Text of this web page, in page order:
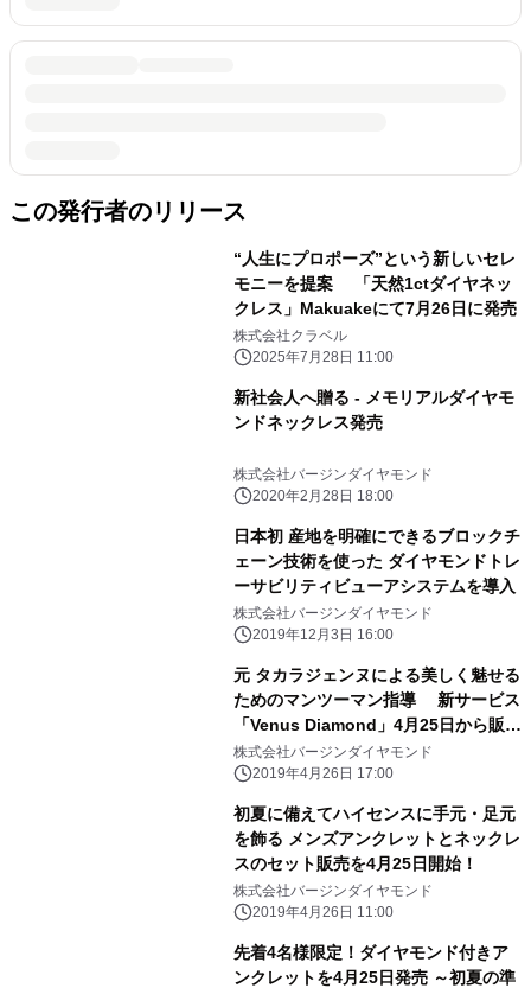
この発行者のリリース
“人生にプロポーズ”という新しいセレ
モニーを提案 「天然1ctダイヤネッ
クレス」Makuakeにて7月26日に発売
株式会社クラベル
2025年7月28日 11:00
新社会人へ贈る - メモリアルダイヤモ
ンドネックレス発売
株式会社バージンダイヤモンド
2020年2月28日 18:00
日本初 産地を明確にできるブロックチ
ェーン技術を使った ダイヤモンドトレ
ーサビリティビューアシステムを導入
株式会社バージンダイヤモンド
2019年12月3日 16:00
元 タカラジェンヌによる美しく魅せる
ためのマンツーマン指導 新サービス
「Venus Diamond」4月25日から販売
開始
株式会社バージンダイヤモンド
2019年4月26日 17:00
初夏に備えてハイセンスに手元・足元
を飾る メンズアンクレットとネックレ
スのセット販売を4月25日開始！
株式会社バージンダイヤモンド
2019年4月26日 11:00
先着4名様限定！ダイヤモンド付きア
ンクレットを4月25日発売 ～初夏の準